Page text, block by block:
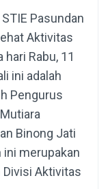
Pasundan
Aktivitas
Rabu, 11
ini adalah
Pengurus
Binong Jati
ini merupakan
Divisi Aktivitas